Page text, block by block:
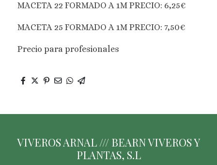
MACETA 22 FORMADO A 1M PRECIO: 6,25€
MACETA 25 FORMADO A 1M PRECIO: 7,50€
Precio para profesionales
VIVEROS ARNAL /// BEARN VIVEROS Y
PLANTAS, S.L